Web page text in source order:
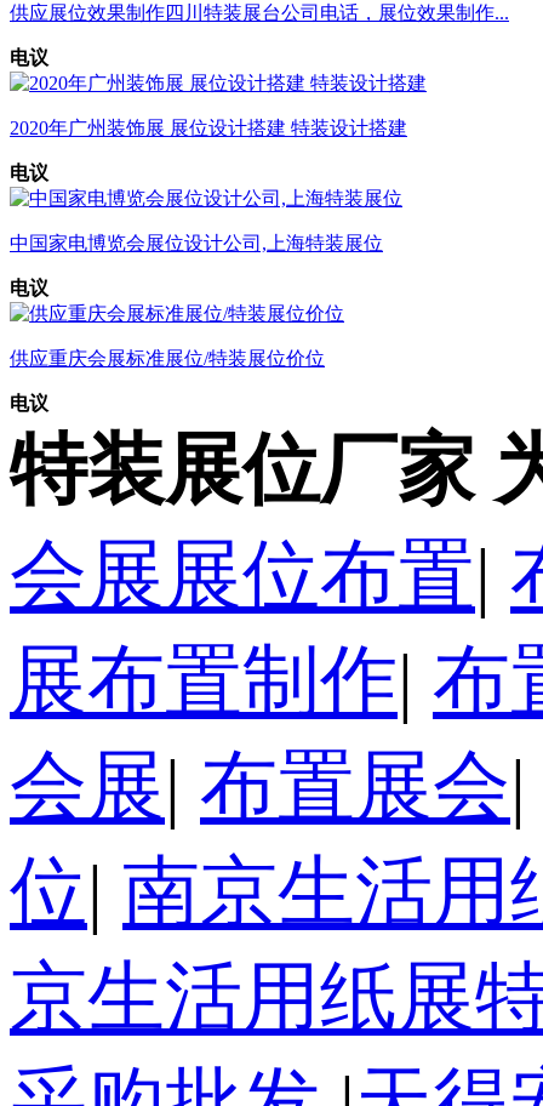
供应展位效果制作四川特装展台公司电话，展位效果制作...
电议
2020年广州装饰展 展位设计搭建 特装设计搭建
电议
中国家电博览会展位设计公司,上海特装展位
电议
供应重庆会展标准展位/特装展位价位
电议
特装展位厂家
会展展位布置|
展布置制作| 布
会展| 布置展会
位| 南京生活用
京生活用纸展